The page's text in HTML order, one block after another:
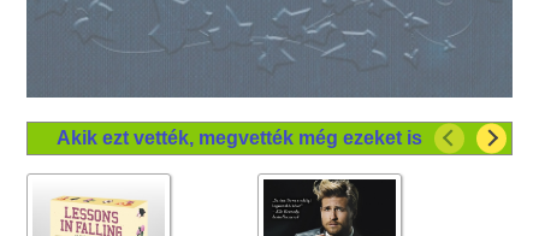
Akik ezt vették, megvették még ezeket is